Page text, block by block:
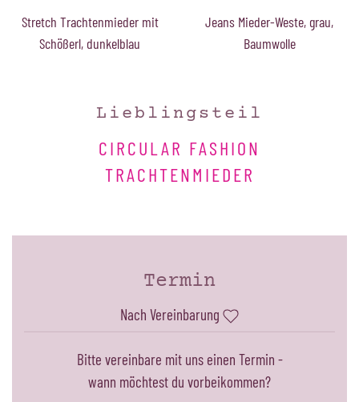
Stretch Trachtenmieder mit
Schößerl, dunkelblau
Jeans Mieder-Weste, grau,
Baumwolle
Lieblingsteil
CIRCULAR FASHION
TRACHTENMIEDER
Termin
Nach Vereinbarung
Bitte vereinbare mit uns einen Termin -
wann möchtest du vorbeikommen?